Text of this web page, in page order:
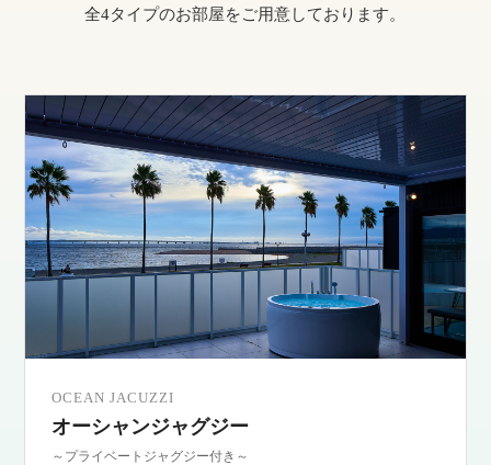
全4タイプのお部屋をご用意しております。
OCEAN JACUZZI
オーシャンジャグジー
～プライベートジャグジー付き～